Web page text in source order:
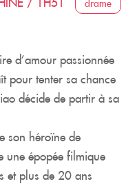
drame
d’amour passionnée
pour tenter sa chance
décide de partir à sa
son héroïne de
une épopée filmique
et plus de 20 ans